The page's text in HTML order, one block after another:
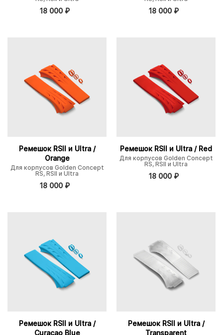
18 000₽ 18 000₽
Ремешок RSII и Ultra /
Orange
Для корпусов Golden Concept
RS, RSII и Ultra
18 000₽
Ремешок RSII и Ultra / Red
Для корпусов Golden Concept
RS, RSII и Ultra
18 000₽
Ремешок RSII и Ultra /
Curacao Blue
Ремешок RSII и Ultra /
Transparent